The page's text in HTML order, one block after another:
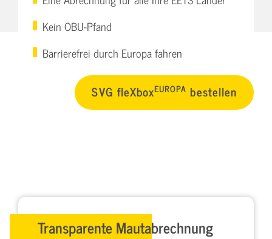
Kein OBU-Pfand
Barrierefrei durch Europa fahren
SVG fleXboxEUROPA bestellen
Transparente Mautabrechnung